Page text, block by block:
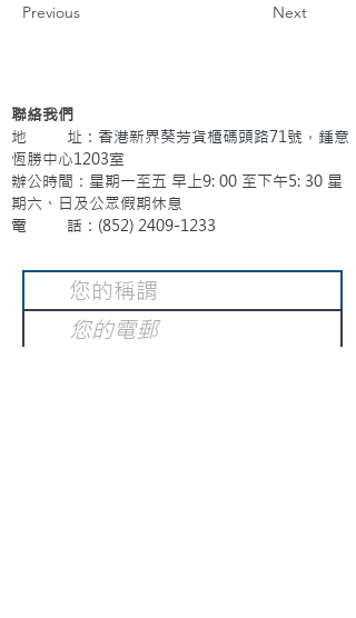
Previous Next
聯絡我們
地 址：香港新界葵芳貨櫃碼頭路71號，鍾意
恆勝中心1203室
辦公時間：星期一至五 早上9: 00 至下午5: 30 星
期六、日及公眾假期休息
電 話：(852) 2409-1233